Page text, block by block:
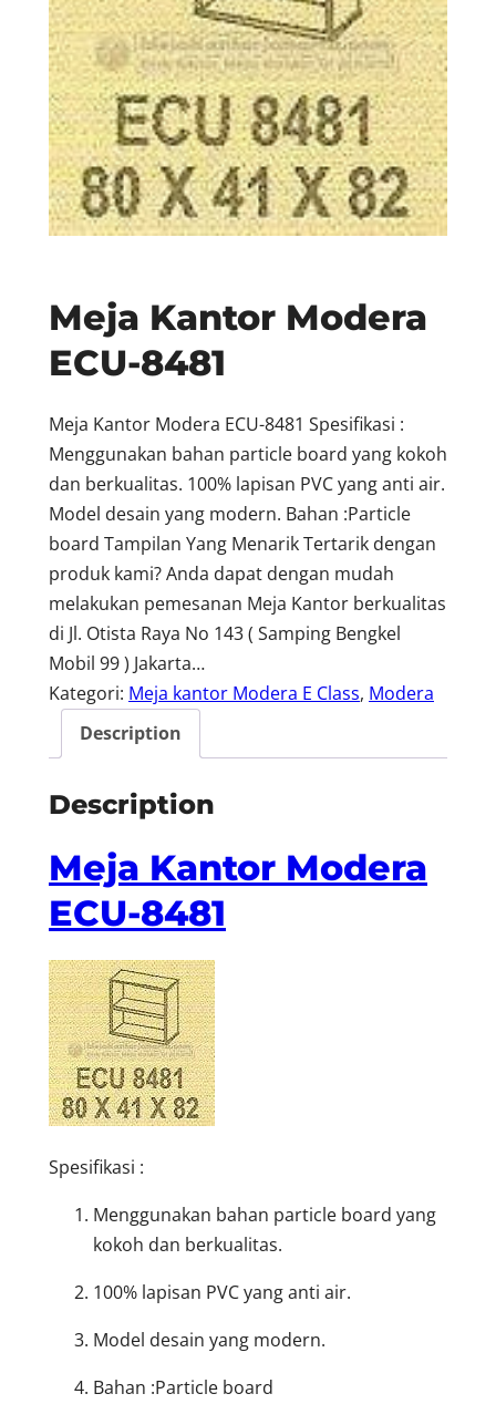
Meja Kantor Modera
ECU-8481
Meja Kantor Modera ECU-8481 Spesifikasi :
Menggunakan bahan particle board yang kokoh
dan berkualitas. 100% lapisan PVC yang anti air.
Model desain yang modern. Bahan :Particle
board Tampilan Yang Menarik Tertarik dengan
produk kami? Anda dapat dengan mudah
melakukan pemesanan Meja Kantor berkualitas
di Jl. Otista Raya No 143 ( Samping Bengkel
Mobil 99 ) Jakarta…
Kategori: Meja kantor Modera E Class, Modera
Description
Description
Meja Kantor Modera
ECU-8481
Spesifikasi :
Menggunakan bahan particle board yang
kokoh dan berkualitas.
100% lapisan PVC yang anti air.
Model desain yang modern.
Bahan :Particle board